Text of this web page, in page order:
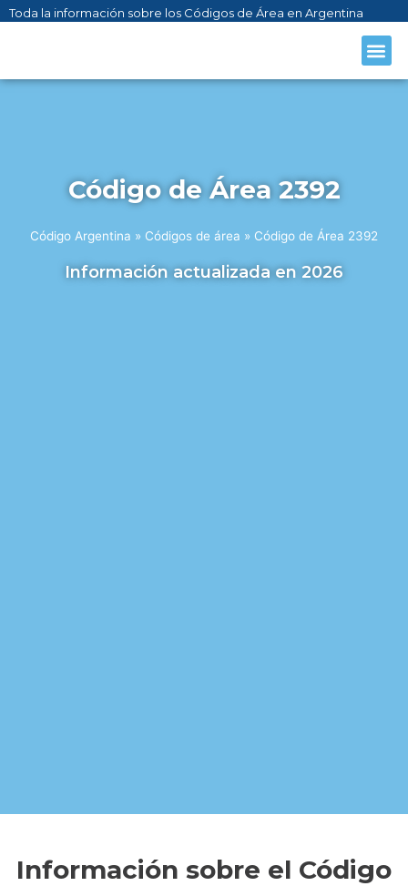
Toda la información sobre los Códigos de Área en Argentina
Código de Área 2392
Código Argentina » Códigos de área » Código de Área 2392
Información actualizada en 2026
Información sobre el Código